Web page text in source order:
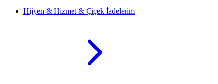
Hijyen & Hizmet & Çiçek İadelerim